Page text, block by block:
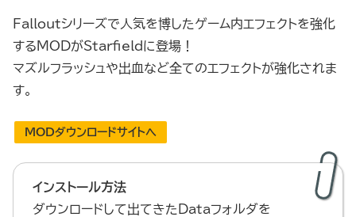
Falloutシリーズで人気を博したゲーム内エフェクトを強化
するMODがStarfieldに登場！
マズルフラッシュや出血など全てのエフェクトが強化されま
す。
MODダウンロードサイトへ
インストール方法
ダウンロードして出てきたDataフォルダを